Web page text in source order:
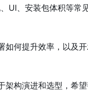
UI、安装包体积等常
如何提升效率 ， 以及
构演进和选型，希望